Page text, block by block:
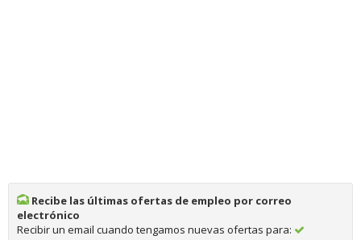
Recibe las últimas ofertas de empleo por correo
electrónico
Recibir un email cuando tengamos nuevas ofertas para: